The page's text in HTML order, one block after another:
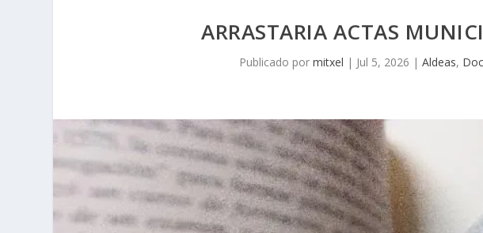
ARRASTARIA ACTAS
Publicado por mitxel | Jul 5, 2026 | Aldeas,